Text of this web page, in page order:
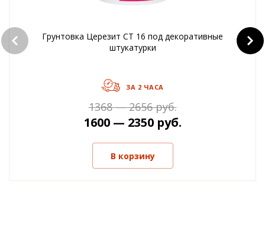
Грунтовка Церезит CT 16 под декоративные
штукатурки
ЗА 2 ЧАСА
1368 — 2656 руб.
1600 — 2350 руб.
В корзину